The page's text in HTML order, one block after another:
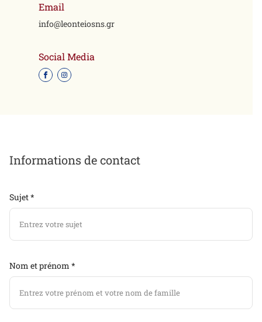
Email
info@leonteiosns.gr
Social Media
Informations de contact
Sujet *
Nom et prénom *